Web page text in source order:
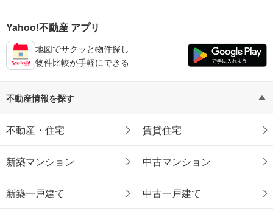
Yahoo!不動産 アプリ
地図でサクッと物件探し
物件比較が手軽にできる
不動産情報を探す
不動産・住宅 賃貸住宅
新築マンション 中古マンション
新築一戸建て 中古一戸建て